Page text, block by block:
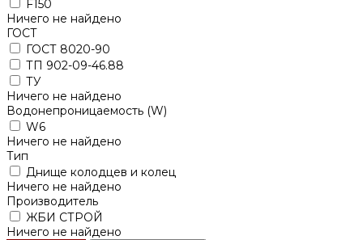
F150
Ничего не найдено
ГОСТ
ГОСТ 8020-90
ТП 902-09-46.88
ТУ
Ничего не найдено
Водонепроницаемость (W)
W6
Ничего не найдено
Тип
Днище колодцев и колец
Ничего не найдено
Производитель
ЖБИ СТРОЙ
Ничего не найдено